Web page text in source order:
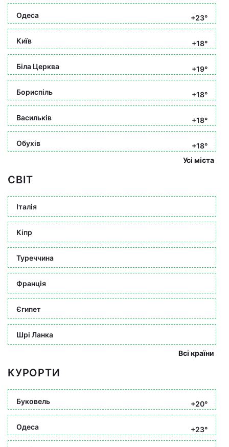
Одеса +23°
Київ +18°
Біла Церква +19°
Бориспіль +18°
Васильків +18°
Обухів
+18°
Усі міста
СВІТ
Італія
Кіпр
Туреччина
Франція
Єгипет
Шрі Ланка
Всі країни
КУРОРТИ
Буковель +20°
Одеса +23°